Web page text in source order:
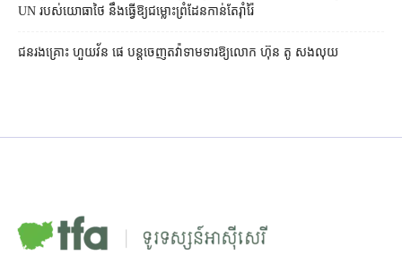
UN របស់​យោធា​ថៃ នឹង​ធ្វើ​ឱ្យ​ជម្លោះព្រំដែន​កាន់តែ​រ៉ាំរ៉ៃ
ជនរងគ្រោះ ហួយវ័ន ផេ បន្ត​ចេញ​តវ៉ា​ទាមទារ​ឱ្យ​លោក ហ៊ុន តូ សង​លុយ